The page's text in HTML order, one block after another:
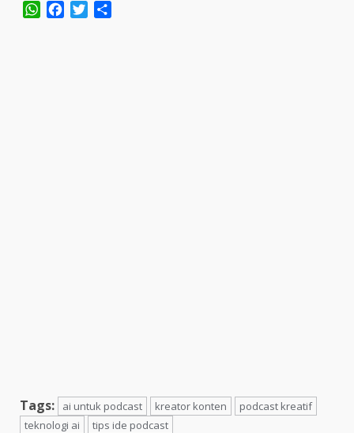
WhatsApp
Facebook
Twitter
Tags: ai untuk podcast kreator konten
podcast kreatif
teknologi ai
tips ide podcast